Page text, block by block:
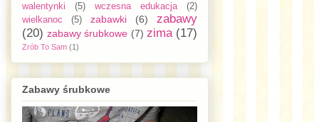
walentynki (5) wczesna edukacja
(2)
wielkanoc
(5) zabawki (6)
zabawy
(20) zabawy śrubkowe (7) zima (17)
Zrób To Sam (1)
Zabawy śrubkowe